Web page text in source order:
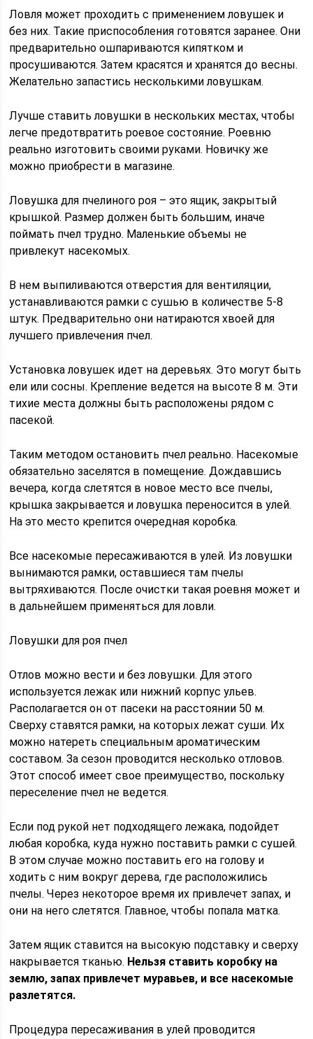
Ловля может проходить с применением ловушек и
без них. Такие приспособления готовятся заранее. Они
предварительно ошпариваются кипятком и
просушиваются. Затем красятся и хранятся до весны.
Желательно запастись несколькими ловушкам.
Лучше ставить ловушки в нескольких местах, чтобы
легче предотвратить роевое состояние. Роевню
реально изготовить своими руками. Новичку же
можно приобрести в магазине.
Ловушка для пчелиного роя – это ящик, закрытый
крышкой. Размер должен быть большим, иначе
поймать пчел трудно. Маленькие объемы не
привлекут насекомых.
В нем выпиливаются отверстия для вентиляции,
устанавливаются рамки с сушью в количестве 5-8
штук. Предварительно они натираются хвоей для
лучшего привлечения пчел.
Установка ловушек идет на деревьях. Это могут быть
ели или сосны. Крепление ведется на высоте 8 м. Эти
тихие места должны быть расположены рядом с
пасекой.
Таким методом остановить пчел реально. Насекомые
обязательно заселятся в помещение. Дождавшись
вечера, когда слетятся в новое место все пчелы,
крышка закрывается и ловушка переносится в улей.
На это место крепится очередная коробка.
Все насекомые пересаживаются в улей. Из ловушки
вынимаются рамки, оставшиеся там пчелы
вытряхиваются. После очистки такая роевня может и
в дальнейшем применяться для ловли.
Ловушки для роя пчел
Отлов можно вести и без ловушки. Для этого
используется лежак или нижний корпус ульев.
Располагается он от пасеки на расстоянии 50 м.
Сверху ставятся рамки, на которых лежат суши. Их
можно натереть специальным ароматическим
составом. За сезон проводится несколько отловов.
Этот способ имеет свое преимущество, поскольку
переселение пчел не ведется.
Если под рукой нет подходящего лежака, подойдет
любая коробка, куда нужно поставить рамки с сушей.
В этом случае можно поставить его на голову и
ходить с ним вокруг дерева, где расположились
пчелы. Через некоторое время их привлечет запах, и
они на него слетятся. Главное, чтобы попала матка.
Затем ящик ставится на высокую подставку и сверху
накрывается тканью. Нельзя ставить коробку на
землю, запах привлечет муравьев, и все насекомые
разлетятся.
Процедура пересаживания в улей проводится